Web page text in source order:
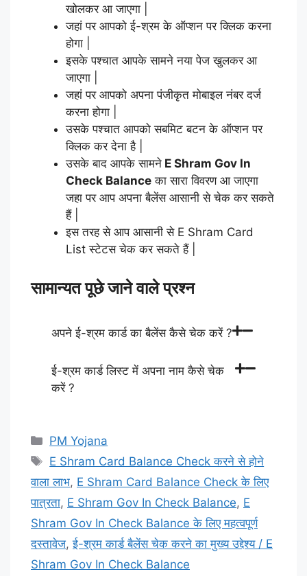
खोलकर आ जाएगा |
जहां पर आपको ई-श्रम के ऑप्शन पर क्लिक करना
होगा |
इसके पश्चात आपके सामने नया पेज खुलकर आ
जाएगा |
जहां पर आपको अपना पंजीकृत मोबाइल नंबर दर्ज
करना होगा |
उसके पश्चात आपको सबमिट बटन के ऑप्शन पर
क्लिक कर देना है |
उसके बाद आपके सामने E Shram Gov In
Check Balance का सारा विवरण आ जाएगा
जहा पर आप अपना बैलेंस आसानी से चेक कर सकते
हैं |
इस तरह से आप आसानी से E Shram Card
List स्टेटस चेक कर सकते हैं |
सामान्यत पूछे जाने वाले प्रश्न
अपने ई-श्रम कार्ड का बैलेंस कैसे चेक करें ?
ई-श्रम कार्ड लिस्ट में अपना नाम कैसे चेक
करें ?
Categories
PM Yojana
Tags
E Shram Card Balance Check करने से होने
वाला लाभ, E Shram Card Balance Check के लिए
पात्रता, E Shram Gov In Check Balance, E
Shram Gov In Check Balance के लिए महत्वपूर्ण
दस्तावेज,ई-श्रम कार्ड बैलेंस चेक करने का मुख्य उद्देश्य / E
Shram Gov In Check Balance